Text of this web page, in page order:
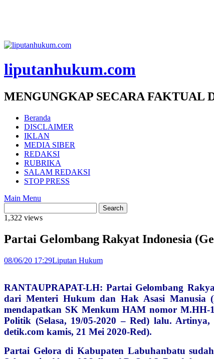
liputanhukum.com
MENGUNGKAP SECARA FAKTUAL
Beranda
DISCLAIMER
IKLAN
MEDIA SIBER
REDAKSI
RUBRIKA
SALAM REDAKSI
STOP PRESS
Main Menu
1,322 views
Partai Gelombang Rakyat Indonesia
08/06/20 17:29Liputan Hukum
RANTAUPRAPAT-LH: Partai Gelombang
dari Menteri Hukum dan Hak Asasi Manusia
mendapatkan SK Menkum HAM nomor M.HH-
Politik (Selasa, 19/05-2020 – Red) lalu.
detik.com kamis, 21 Mei 2020-Red).
Partai Gelora di Kabupaten Labuhanbatu